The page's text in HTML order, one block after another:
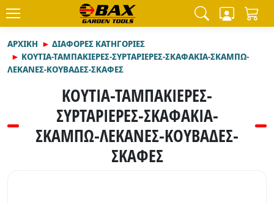
ΑΡΧΙΚΉ
ΔΙΑΦΟΡΕΣ ΚΑΤΗΓΟΡΙΕΣ
ΚΟΥΤΙΑ-ΤΑΜΠΑΚΙΕΡΕΣ-ΣΥΡΤΑΡΙΕΡΕΣ-ΣΚΑΦΑΚΙΑ-ΣΚΑΜΠΩ-
ΛΕΚΑΝΕΣ-ΚΟΥΒΑΔΕΣ-ΣΚΑΦΕΣ
ΚΟΥΤΙΑ-ΤΑΜΠΑΚΙΕΡΕΣ-
ΣΥΡΤΑΡΙΕΡΕΣ-ΣΚΑΦΑΚΙΑ-
ΣΚΑΜΠΩ-ΛΕΚΑΝΕΣ-ΚΟΥΒΑΔΕΣ-
ΣΚΑΦΕΣ